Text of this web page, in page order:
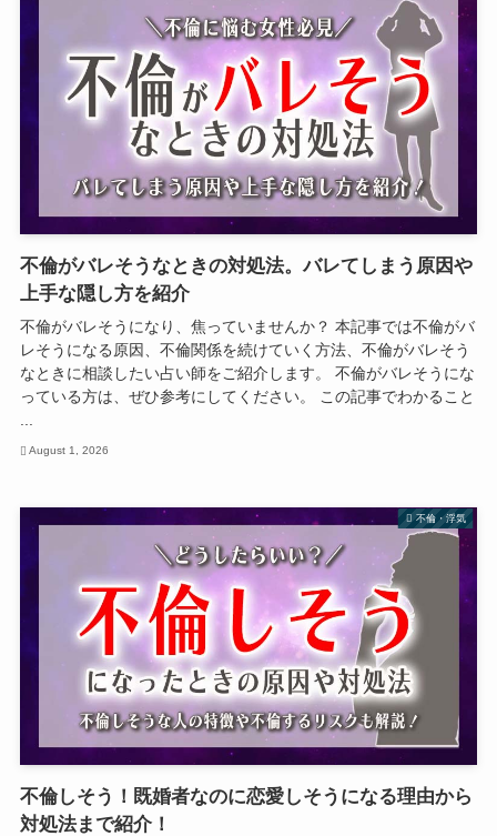
不倫がバレそうなときの対処法。バレてしまう原因や
上手な隠し方を紹介
不倫がバレそうになり、焦っていませんか？ 本記事では不倫がバ
レそうになる原因、不倫関係を続けていく方法、不倫がバレそう
なときに相談したい占い師をご紹介します。 不倫がバレそうにな
っている方は、ぜひ参考にしてください。 この記事でわかること
August 1, 2026
不倫・浮気
不倫しそう！既婚者なのに恋愛しそうになる理由から
対処法まで紹介！